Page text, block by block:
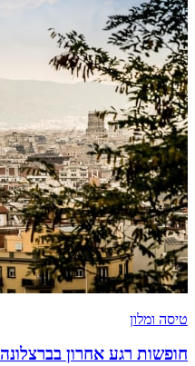
טיסה ומלון
חופשות רגע אחרון בברצלונה